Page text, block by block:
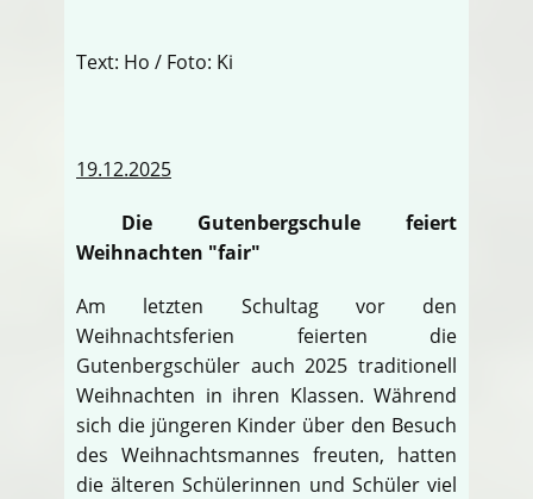
Text: Ho / Foto: Ki
19.12.2025
Die Gutenbergschule feiert
Weihnachten "fair"
Am letzten Schultag vor den
Weihnachtsferien feierten die
Gutenbergschüler auch 2025 traditionell
Weihnachten in ihren Klassen. Während
sich die jüngeren Kinder über den Besuch
des Weihnachtsmannes freuten, hatten
die älteren Schülerinnen und Schüler viel